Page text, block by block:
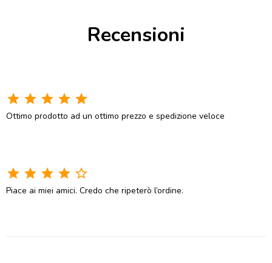
Recensioni
star star star star star
Ottimo prodotto ad un ottimo prezzo e spedizione veloce
star star star star star_border
Piace ai miei amici. Credo che ripeterò l’ordine.